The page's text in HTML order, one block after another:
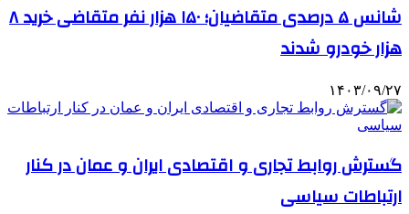
شانس ۵ درصدی متقاضیان؛ ۱۵۰ هزار نفر متقاضی خرید ۸
هزار خودرو شدند
۱۴۰۳/۰۹/۲۷
گسترش روابط تجاری و اقتصادی ایران و عمان در کنار
ارتباطات سیاسی